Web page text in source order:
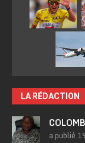
LA RÉDACTION
a publié